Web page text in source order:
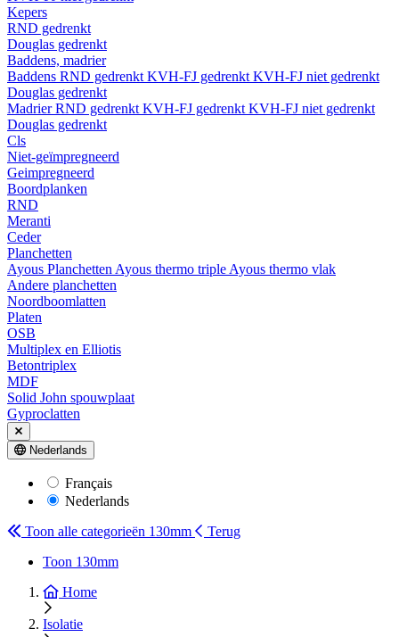
Kepers
RND gedrenkt
Douglas gedrenkt
Baddens, madrier
Baddens RND gedrenkt KVH-FJ gedrenkt KVH-FJ niet gedrenkt
Douglas gedrenkt
MadrierRND gedrenkt KVH-FJ gedrenkt KVH-FJ niet gedrenkt
Douglas gedrenkt
Cls
Niet-geïmpregneerd
Geimpregneerd
Boordplanken
RND
Meranti
Ceder
Planchetten
Ayous Planchetten Ayous thermo triple Ayous thermo vlak
Andere planchetten
Noordboomlatten
Platen
OSB
Multiplex en Elliotis
Betontriplex
MDF
Solid John spouwplaat
Gyproclatten
Nederlands
Français
Nederlands
Toon alle categorieën 130mm
Terug
Toon 130mm
Home
Isolatie